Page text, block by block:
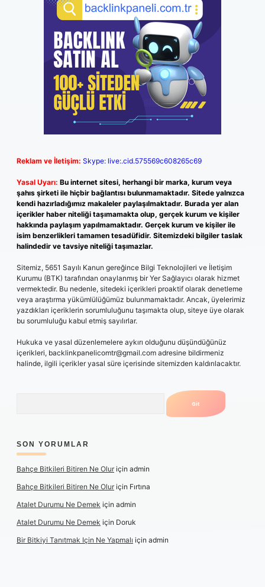
Reklam ve İletişim: Skype: live:.cid.575569c608265c69
Yasal Uyarı: Bu internet sitesi, herhangi bir marka, kurum veya
şahıs şirketi ile hiçbir bağlantısı bulunmamaktadır. Sitede yalnızca
kendi hazırladığımız makaleler paylaşılmaktadır. Burada yer alan
içerikler haber niteliği taşımamakta olup, gerçek kurum ve kişiler
hakkında paylaşım yapılmamaktadır. Gerçek kurum ve kişiler ile
isim benzerlikleri tamamen tesadüfidir. Sitemizdeki bilgiler taslak
halindedir ve tavsiye niteliği taşımazlar.
Sitemiz, 5651 Sayılı Kanun gereğince Bilgi Teknolojileri ve İletişim
Kurumu (BTK) tarafından onaylanmış bir Yer Sağlayıcı olarak hizmet
vermektedir. Bu nedenle, sitedeki içerikleri proaktif olarak denetleme
veya araştırma yükümlülüğümüz bulunmamaktadır. Ancak, üyelerimiz
yazdıkları içeriklerin sorumluluğunu taşımakta olup, siteye üye olarak
bu sorumluluğu kabul etmiş sayılırlar.
Hukuka ve yasal düzenlemelere aykırı olduğunu düşündüğünüz
içerikleri, backlinkpanelicomtr@gmail.com adresine bildirmeniz
halinde, ilgili içerikler yasal süre içerisinde sitemizden kaldırılacaktır.
SON YORUMLAR
Bahçe Bitkileri Bitiren Ne Oluriçin admin
Bahçe Bitkileri Bitiren Ne Oluriçin Fırtına
Atalet Durumu Ne Demek için admin
Atalet Durumu Ne Demek için Doruk
Bir Bitkiyi Tanıtmak Için Ne Yapmalı için admin